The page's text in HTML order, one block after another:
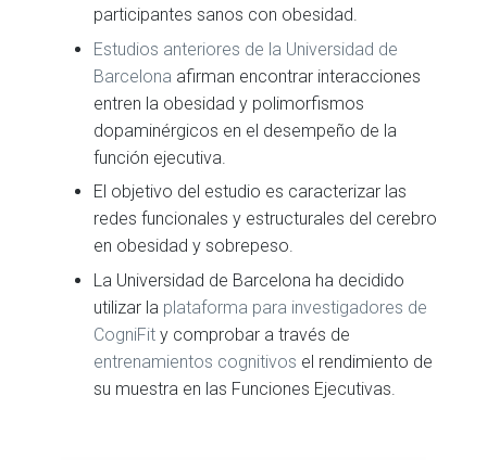
participantes sanos con obesidad.
Estudios anteriores de la Universidad de
Barcelona afirman encontrar interacciones
entren la obesidad y polimorfismos
dopaminérgicos en el desempeño de la
función ejecutiva.
El objetivo del estudio es caracterizar las
redes funcionales y estructurales del cerebro
en obesidad y sobrepeso.
La Universidad de Barcelona ha decidido
utilizar la plataforma para investigadores de
CogniFit y comprobar a través de
entrenamientos cognitivos el rendimiento de
su muestra en las Funciones Ejecutivas.